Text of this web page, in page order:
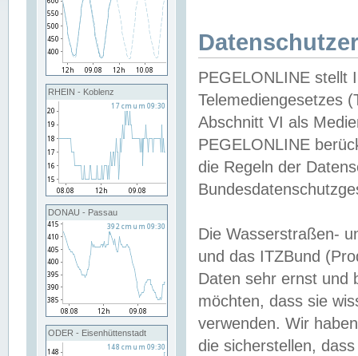
RHEIN - Koblenz
DONAU - Passau
ODER - Eisenhüttenstadt
PEGELONLINE stellt
Telemediengesetzes
Abschnitt VI als
PEGELONLINE
die Regeln der
Die Wasserstraßen-
und das ITZBund
Daten sehr ernst und
möchten, dass sie
verwenden. Wir
die sicherstellen,